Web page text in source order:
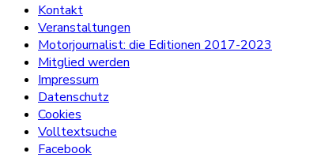
Kontakt
Veranstaltungen
Motorjournalist: die Editionen 2017-2023
Mitglied werden
Impressum
Datenschutz
Cookies
Volltextsuche
Facebook